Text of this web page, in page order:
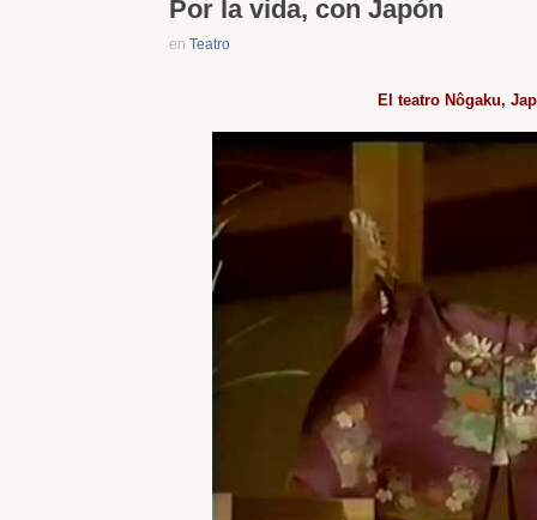
Por la vida, con Japón
en Teatro
El teatro Nôgaku,